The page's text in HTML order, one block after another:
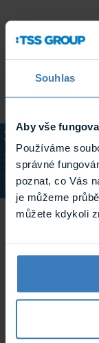
Souhlas
Aby vše
Používáme
správné
poznat, co Vás
je můžeme
můžete kdykoli
KATALOG